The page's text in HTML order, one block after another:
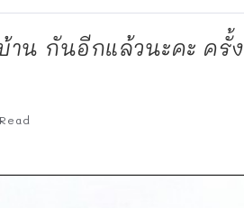
น กันอีกแล้วนะคะ ครั้ง